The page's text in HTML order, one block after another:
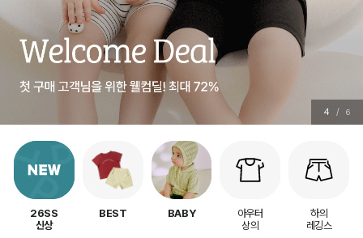
5 / 6
26SS
신상
BEST BABY
아우터
상의
하의
레깅스